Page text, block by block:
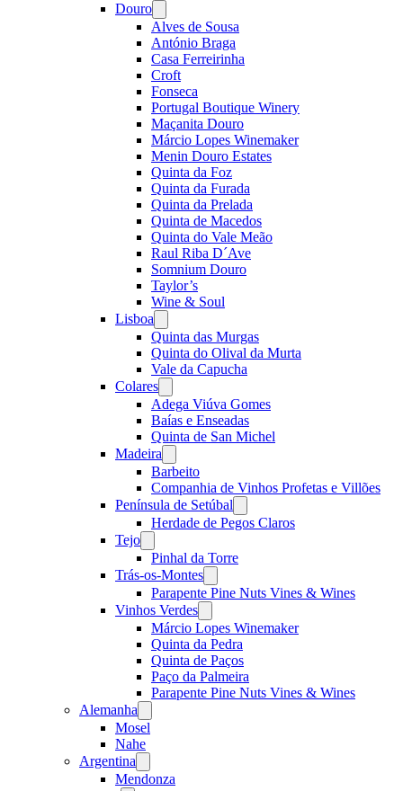
Douro
menu
Alves de Sousa
António Braga
Casa Ferreirinha
Croft
Fonseca
Portugal Boutique Winery
Maçanita Douro
Márcio Lopes Winemaker
Menin Douro Estates
Quinta da Foz
Quinta da Furada
Quinta da Prelada
Quinta de Macedos
Quinta do Vale Meão
Raul Riba D´Ave
Somnium Douro
Taylor’s
Wine & Soul
Lisboa
menu
Quinta das Murgas
Quinta do Olival da Murta
Vale da Capucha
Colares
menu
Adega Viúva Gomes
Baías e Enseadas
Quinta de San Michel
Madeira
menu
Barbeito
Companhia de Vinhos Profetas e Villões
Península de Setúbal
menu
Herdade de Pegos Claros
Tejo
menu
Pinhal da Torre
Trás-os-Montes
menu
Parapente Pine Nuts Vines & Wines
Vinhos Verdes
menu
Márcio Lopes Winemaker
Quinta da Pedra
Quinta de Paços
Paço da Palmeira
Parapente Pine Nuts Vines & Wines
Alemanha
menu
Mosel
Nahe
Argentina
menu
Mendonza